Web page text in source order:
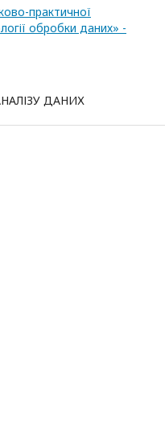
практичної
обробки даних» -
ДАНИХ